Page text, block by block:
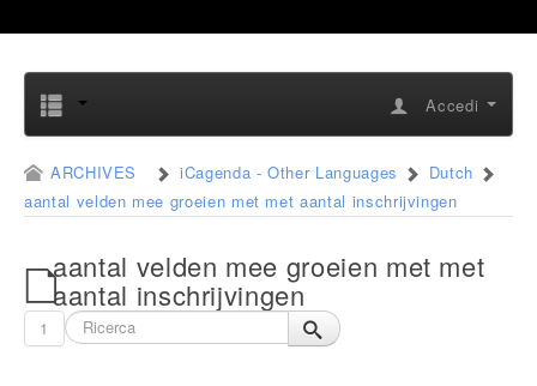
Accedi
ARCHIVES iCagenda - Other Languages
Dutch
aantal velden mee groeien met met aantal inschrijvingen
aantal velden mee groeien met met
aantal inschrijvingen
1